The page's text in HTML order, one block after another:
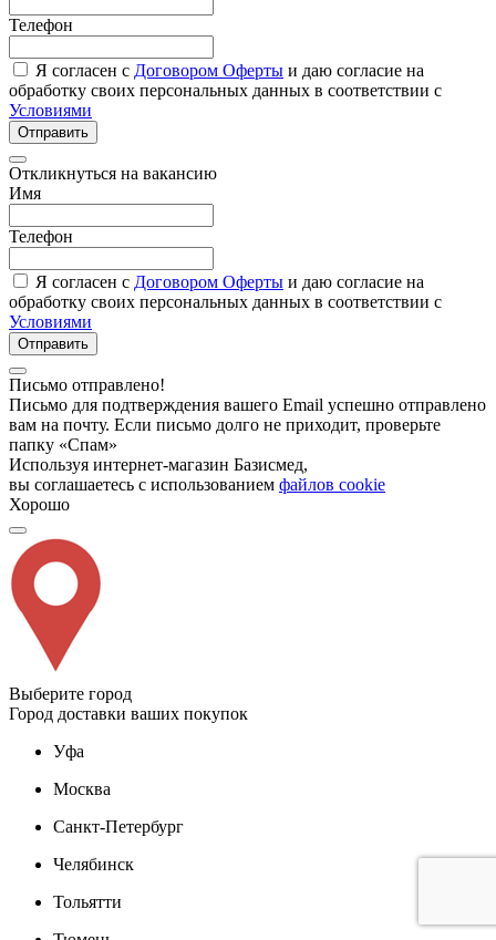
Телефон
Я согласен с Договором Оферты и даю согласие на
обработку своих персональных данных в соответствии с
Условиями
Отправить
Откликнуться на вакансию
Имя
Телефон
Я согласен с Договором Оферты и даю согласие на
обработку своих персональных данных в соответствии с
Условиями
Отправить
Письмо отправлено!
Письмо для подтверждения вашего Email успешно отправлено
вам на почту. Если письмо долго не приходит, проверьте
папку «Спам»
Используя интернет-магазин Базисмед,
вы соглашаетесь с использованием файлов cookie
Хорошо
Выберите город
Город доставки ваших покупок
Уфа
Москва
Санкт-Петербург
Челябинск
Тольятти